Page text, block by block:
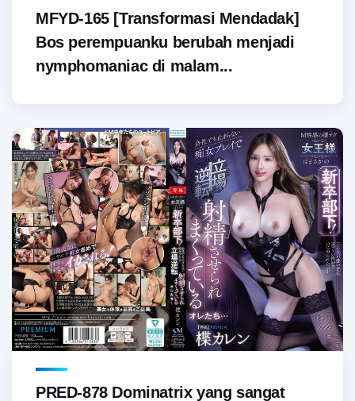
MFYD-165 [Transformasi Mendadak]
Bos perempuanku berubah menjadi
nymphomaniac di malam...
PRED-878 Dominatrix yang sangat